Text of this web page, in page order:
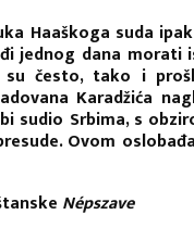
Haaškoga suda
jednog dana
često, tako i
Karadžića
sudio Srbima, s
Ovom
Népszave